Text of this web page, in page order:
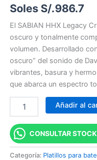
Soles S/.986.7
El SABIAN HHX Legacy
oscuro y tonalmente
volumen. Desarrollado
oscuro” del sonido de
vibrantes, basura y
que abarca un espectro
Añadir al
CONSULTAR
Categoría: Platillos para